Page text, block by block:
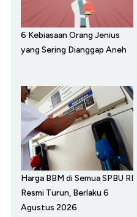
6 Kebiasaan Orang Jenius
yang Sering Dianggap Aneh
Harga BBM di Semua SPBU RI
Resmi Turun, Berlaku 6
Agustus 2026